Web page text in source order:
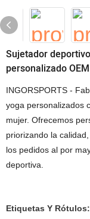
Sujetador
personalizado
INGORSPORTS -
yoga personalizados
mujer. Ofrecemos
priorizando la
los pedidos al por
deportiva.
Etiquetas Y Rótulos: